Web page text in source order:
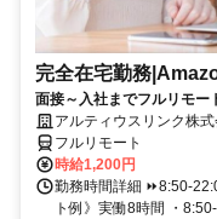
完全在宅勤務
面接～入社までフルリモー
アルティウスリンク株式
フルリモート
時給1,200円
勤務時間詳細 ⏩8:50-
ト例》実働8時間 ・